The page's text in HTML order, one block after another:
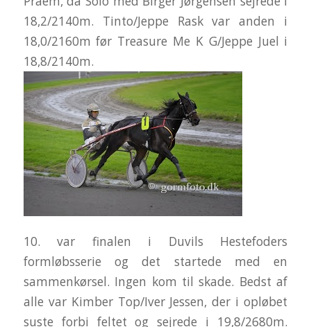
18,2/2140m. Tinto/Jeppe Rask var anden i
18,0/2160m før Treasure Me K G/Jeppe Juel i
18,8/2140m.
10. var finalen i Duvils Hestefoders
formløbsserie og det startede med en
sammenkørsel. Ingen kom til skade. Bedst af
alle var Kimber Top/Iver Jessen, der i opløbet
suste forbi feltet og sejrede i 19,8/2680m.